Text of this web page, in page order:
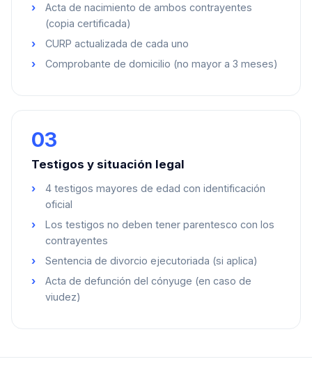
Acta de nacimiento de ambos contrayentes
(copia certificada)
CURP actualizada de cada uno
Comprobante de domicilio (no mayor a 3 meses)
03
Testigos y situación legal
4 testigos mayores de edad con identificación
oficial
Los testigos no deben tener parentesco con los
contrayentes
Sentencia de divorcio ejecutoriada (si aplica)
Acta de defunción del cónyuge (en caso de
viudez)